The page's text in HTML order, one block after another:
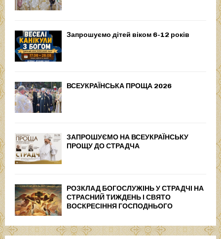
Запрошуємо дітей віком 6-12 років
ВСЕУКРАЇНСЬКА ПРОЩА 2026
ЗАПРОШУЄМО НА ВСЕУКРАЇНСЬКУ
ПРОЩУ ДО СТРАДЧА
РОЗКЛАД БОГОСЛУЖІНЬ У СТРАДЧІ НА
СТРАСНИЙ ТИЖДЕНЬ І СВЯТО
ВОСКРЕСІННЯ ГОСПОДНЬОГО